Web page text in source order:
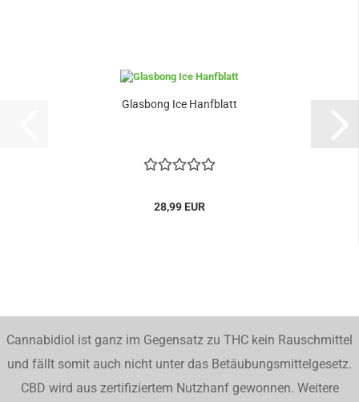
Glasbong Ice Hanfblatt
28,99 EUR
Cannabidiol ist ganz im Gegensatz zu THC kein Rauschmittel
und fällt somit auch nicht unter das Betäubungsmittelgesetz.
CBD wird aus zertifiziertem Nutzhanf gewonnen. Weitere